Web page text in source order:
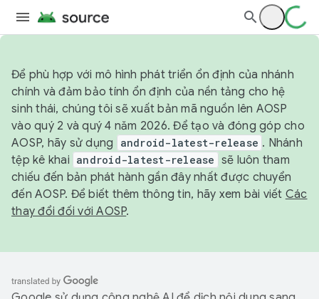
Để phù hợp với mô hình phát triển ổn định của nhánh
chính và đảm bảo tính ổn định của nền tảng cho hệ
sinh thái, chúng tôi sẽ xuất bản mã nguồn lên AOSP
vào quý 2 và quý 4 năm 2026. Để tạo và đóng góp cho
AOSP, hãy sử dụng
android-latest-release . Nhánh
tệp kê khai android-latest-release sẽ luôn tham
chiếu đến bản phát hành gần đây nhất được chuyển
đến AOSP. Để biết thêm thông tin, hãy xem bài viết Các
thay đổi đối với AOSP.